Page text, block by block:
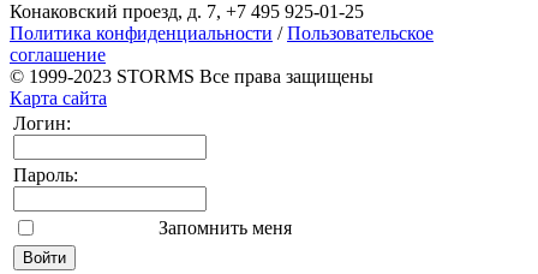
Конаковский проезд, д. 7, +7 495 925-01-25
Политика конфиденциальности /Пользовательское
соглашение
© 1999-2023 STORMS Все права защищены
Карта сайта
Логин:
Пароль:
Запомнить меня